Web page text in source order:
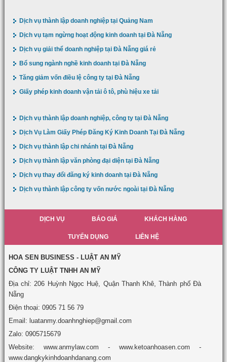
Dịch vụ thành lập doanh nghiệp tại Quảng Nam
Dịch vụ tạm ngừng hoạt động kinh doanh tại Đà Nẵng
Dịch vụ giải thể doanh nghiệp tại Đà Nẵng giá rẻ
Bổ sung ngành nghề kinh doanh tại Đà Nẵng
Tăng giảm vốn điều lệ công ty tại Đà Nẵng
Giấy phép kinh doanh vận tải ô tô, phù hiệu xe tải
Dịch vụ thành lập doanh nghiệp, công ty tại Đà Nẵng
Dịch Vụ Làm Giấy Phép Đăng Ký Kinh Doanh Tại Đà Nẵng
Dịch vụ thành lập chi nhánh tại Đà Nẵng
Dịch vụ thành lập văn phòng đại diện tại Đà Nẵng
Dịch vụ thay đổi đăng ký kinh doanh tại Đà Nẵng
Dịch vụ thành lập công ty vốn nước ngoài tại Đà Nẵng
DỊCH VỤ BÁO GIÁ KHÁCH HÀNG
TUYỂN DỤNG LIÊN HỆ
HOA SEN BUSINESS - LUẬT AN MỸ
CÔNG TY LUẬT TNHH AN MỸ
Địa chỉ: 206 Huỳnh Ngọc Huệ, Quận Thanh Khê, Thành phố Đà
Nẵng
Điện thoại: 0905 71 56 79
Email: luatanmy.doanhnghiep@gmail.com
Zalo: 0905715679
Website: www.anmylaw.com - www.ketoanhoasen.com -
www.dangkykinhdoanhdanang.com